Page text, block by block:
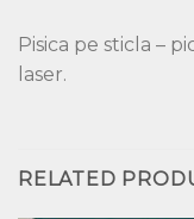
Pisica pe sticla –
laser.
RELATED